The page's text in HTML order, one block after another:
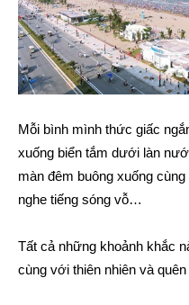
Mỗi bình mình thức giấc
xuống biển tắm dưới làn
màn đêm buông xuống
nghe tiếng sóng vỗ…
Tất cả những khoảnh khắc
cùng với thiên nhiên và